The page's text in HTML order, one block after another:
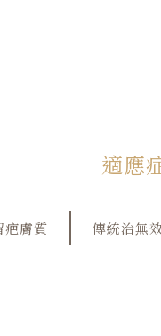
適應
疤膚質 傳統治無